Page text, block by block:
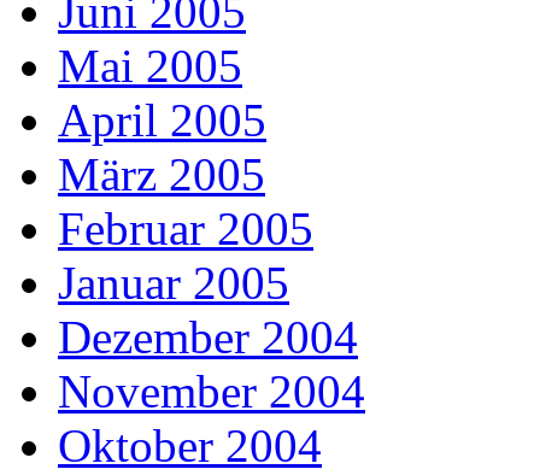
Juni 2005
Mai 2005
April 2005
März 2005
Februar 2005
Januar 2005
Dezember 2004
November 2004
Oktober 2004